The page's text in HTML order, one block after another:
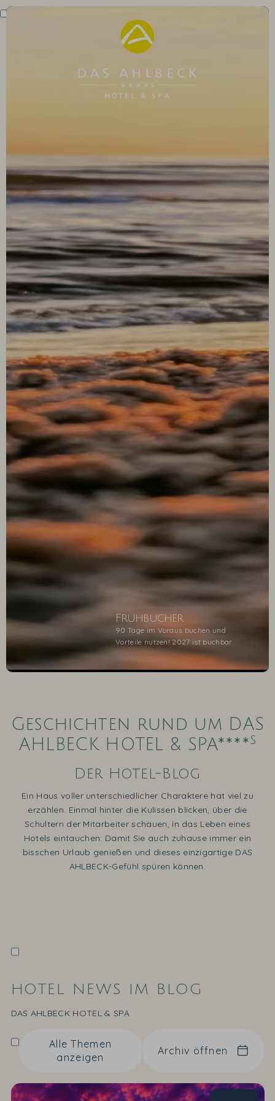
Frühbucher
90 Tage im Voraus buchen und
Vorteile nutzen! 2027 ist buchbar
Geschichten rund um DAS
AHLBECK HOTEL & SPA****s
Der Hotel-Blog
Ein Haus voller unterschiedlicher Charaktere hat viel zu
erzählen. Einmal hinter die Kulissen blicken, über die
Schultern der Mitarbeiter schauen, in das Leben eines
Hotels eintauchen: Damit Sie auch zuhause immer ein
bisschen Urlaub genießen und dieses einzigartige DAS
AHLBECK-Gefühl spüren können.
HOTEL NEWS IM BLOG
DAS AHLBECK HOTEL & SPA
Alle Themen
anzeigen
Archiv öffnen